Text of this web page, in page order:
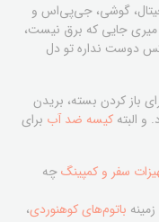
گوشی، جی‌پی‌اس و
میری جایی که برق نیست،
دوست نداره تو دل
باز کردن بسته، بریدن
و البته کیسه ضد آب برای
سفر و کمپینگچه
باتوم‌های کوهنوردی،